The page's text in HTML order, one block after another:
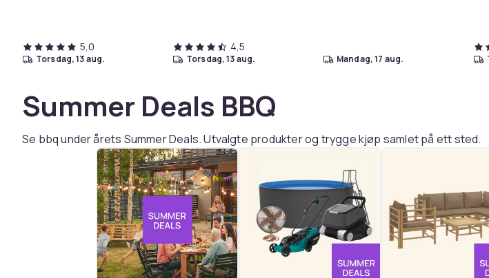
5,0
torsdag, 13 aug.
4,5
torsdag, 13 aug. mandag, 17 aug.
Summer Deals BBQ
Se bbq under årets Summer Deals. Utvalgte produkter og trygge kjøp samlet på ett sted.